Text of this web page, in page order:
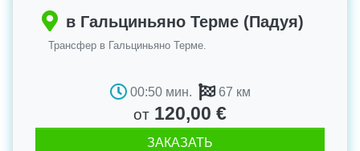
в Гальциньяно Терме (Падуя)
Трансфер в Гальциньяно Терме.
00:50 мин. 67 км
от 120,00 €
ЗАКАЗАТЬ